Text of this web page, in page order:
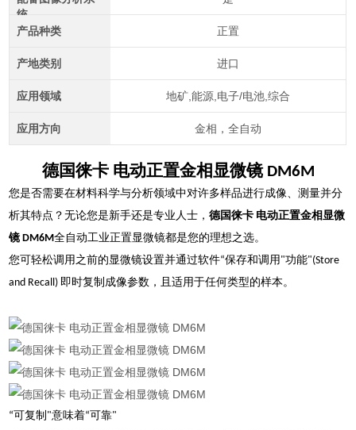
统
产品种类 正置
产地类别 进口
应用领域 地矿,能源,电子/电池,综合
应用方向 金相，全自动
德国徕卡 电动正置金相显微镜 DM6M
您是否需要在材料科学与分析领域中对许多样品进行成像、测量并分
析其特点？无论您是新手还是专业人士，德国徕卡 电动正置金相显微
镜 DM6M全自动工业正置显微镜都是您的理想之选。
您可轻松调用之前的显微镜设置并通过软件“保存和调用"功能"(Store
and Recall) 即时复制成像参数，且适用于任何类型的样本。
“可复制"意味着“可靠"